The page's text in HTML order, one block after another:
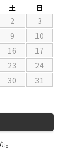
土
日
2
3
9
10
16
17
23
24
30
31